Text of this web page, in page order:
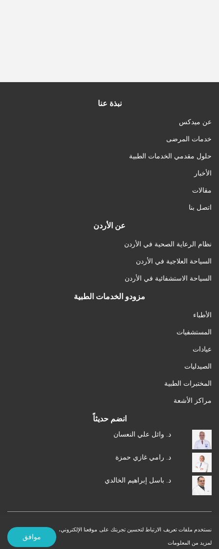
نبذة عنا
عن ميدكس
خدمات المرضى
حلول مقدمي الخدمات الطبية
الأخبار
مقالات
اتصل بنا
عن الأردن
نظام الرعاية الصحية في الأردن
السياحة العلاجية في الأردن
السياحة الاستشفائية في الأردن
مزودو الخدمات الطبية
الأطباء
المستشفيات
عيادات
الصيدليات
المختبرات الطبية
مراكز الأشعة
انضم حديثاً
د. وائل علي النعسان
د. رامي غازي حمزة
د. باسل إبراهيم الخالدي
© 2026 MedXJordan. جميع الحقوق محفوظة. شروط الاستخدام سياسة الخصوصية نستخدم ملفات تعريف الارتباط لتحسين تجربتك على موقعنا الإلكتروني،
لمزيد من المعلومات
موافق